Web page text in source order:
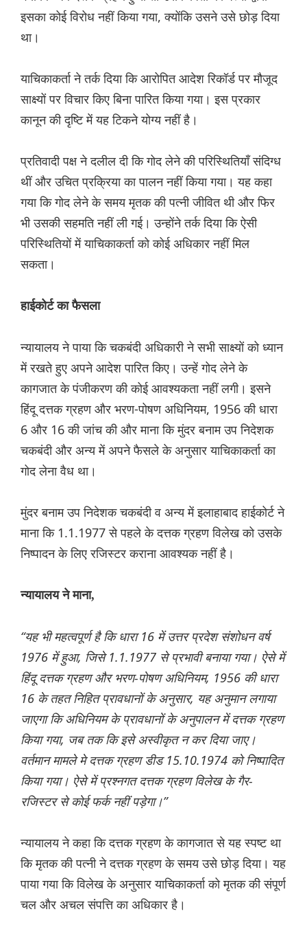
इसका कोई विरोध नहीं किया गया, क्योंकि उसने उसे छोड़ दिया
था।
याचिकाकर्ता ने तर्क दिया कि आरोपित आदेश रिकॉर्ड पर मौजूद
साक्ष्यों पर विचार किए बिना पारित किया गया। इस प्रकार
कानून की दृष्टि में यह टिकने योग्य नहीं है।
प्रतिवादी पक्ष ने दलील दी कि गोद लेने की परिस्थितियाँ संदिग्ध
थीं और उचित प्रक्रिया का पालन नहीं किया गया। यह कहा
गया कि गोद लेने के समय मृतक की पत्नी जीवित थी और फिर
भी उसकी सहमति नहीं ली गई। उन्होंने तर्क दिया कि ऐसी
परिस्थितियों में याचिकाकर्ता को कोई अधिकार नहीं मिल
सकता।
हाईकोर्ट का फैसला
न्यायालय ने पाया कि चकबंदी अधिकारी ने सभी साक्ष्यों को ध्यान
में रखते हुए अपने आदेश पारित किए। उन्हें गोद लेने के
कागजात के पंजीकरण की कोई आवश्यकता नहीं लगी। इसने
हिंदू दत्तक ग्रहण और भरण-पोषण अधिनियम, 1956 की धारा
6 और 16 की जांच की और माना कि मुंदर बनाम उप निदेशक
चकबंदी और अन्य में अपने फैसले के अनुसार याचिकाकर्ता का
गोद लेना वैध था।
मुंदर बनाम उप निदेशक चकबंदी व अन्य में इलाहाबाद हाईकोर्ट ने
माना कि 1.1.1977 से पहले के दत्तक ग्रहण विलेख को उसके
निष्पादन के लिए रजिस्टर कराना आवश्यक नहीं है।
न्यायालय ने माना,
“यह भी महत्वपूर्ण है कि धारा 16 में उत्तर प्रदेश संशोधन वर्ष
1976 में हुआ, जिसे 1.1.1977 से प्रभावी बनाया गया। ऐसे में
हिंदू दत्तक ग्रहण और भरण-पोषण अधिनियम, 1956 की धारा
16 के तहत निहित प्रावधानों के अनुसार, यह अनुमान लगाया
जाएगा कि अधिनियम के प्रावधानों के अनुपालन में दत्तक ग्रहण
किया गया, जब तक कि इसे अस्वीकृत न कर दिया जाए।
वर्तमान मामले मे दत्तक ग्रहण डीड 15.10.1974 को निष्पादित
किया गया। ऐसे में प्रश्नगत दत्तक ग्रहण विलेख के गैर-
रजिस्टर से कोई फर्क नहीं पड़ेगा।”
न्यायालय ने कहा कि दत्तक ग्रहण के कागजात से यह स्पष्ट था
कि मृतक की पत्नी ने दत्तक ग्रहण के समय उसे छोड़ दिया। यह
पाया गया कि विलेख के अनुसार याचिकाकर्ता को मृतक की संपूर्ण
चल और अचल संपत्ति का अधिकार है।